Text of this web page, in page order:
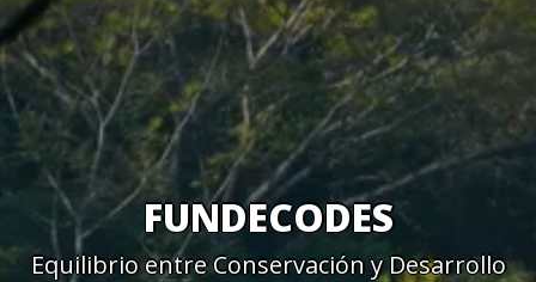
FUNDECODES
Equilibrio entre Conservación y Desarrollo